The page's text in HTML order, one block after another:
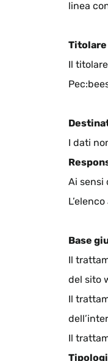
linea
Il
I dati
Ai sensi
Base
Il
del sito
Il
Il